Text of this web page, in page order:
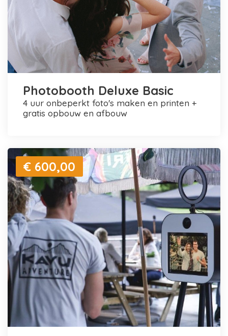
Photobooth Deluxe Basic
4 uur onbeperkt foto's maken en printen +
gratis opbouw en afbouw
€ 600,00